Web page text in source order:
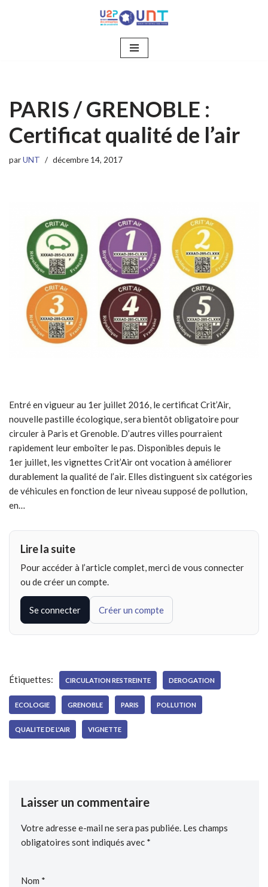
PARIS / GRENOBLE :
Certificat qualité de l’air
parUNT décembre 14, 2017
Entré en vigueur au 1er juillet 2016, le certificat Crit’Air,
nouvelle pastille écologique, sera bientôt obligatoire pour
circuler à Paris et Grenoble. D’autres villes pourraient
rapidement leur emboîter le pas. Disponibles depuis le
1er juillet, les vignettes Crit’Air ont vocation à améliorer
durablement la qualité de l’air. Elles distinguent six catégories
de véhicules en fonction de leur niveau supposé de pollution,
en…
Lire la suite
Pour accéder à l’article complet, merci de vous connecter
ou de créer un compte.
Se connecter Créer un compte
Étiquettes: CIRCULATION RESTREINTE DEROGATION
ECOLOGIE GRENOBLE PARIS POLLUTION
QUALITE DE L'AIR VIGNETTE
Laisser un commentaire
Votre adresse e-mail ne sera pas publiée. Les champs
obligatoires sont indiqués avec *
Nom *